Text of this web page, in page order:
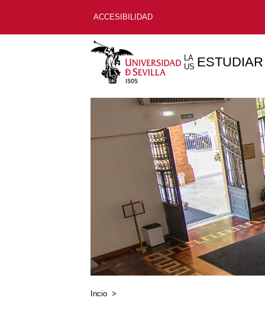
ACCESIBILIDAD
LA
US ESTUDIAR
Incio >